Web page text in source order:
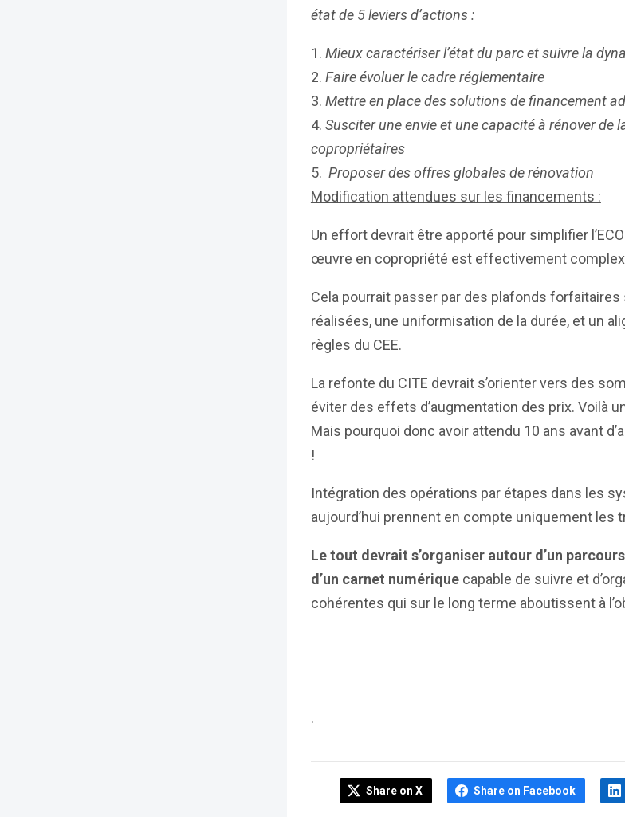
état de 5 leviers d’actions :
Mieux caractériser l’état du parc et suivre la
Faire évoluer le cadre réglementaire
Mettre en place des solutions de financement
Susciter une envie et une capacité à rénover de
copropriétaires
Proposer des offres globales de rénovation
Modification attendues sur les financements :
Un effort devrait être apporté pour simplifier
œuvre en copropriété est effectivement
Cela pourrait passer par des plafonds
réalisées, une uniformisation de la durée, et un
règles du CEE.
La refonte du CITE devrait s’orienter vers des
éviter des effets d’augmentation des prix. Voilà
Mais pourquoi donc avoir attendu 10 ans avant
!
Intégration des opérations par étapes dans les
aujourd’hui prennent en compte uniquement les
Le tout devrait s’organiser autour d’un
d’un carnet numériquecapable de suivre et
cohérentes qui sur le long terme aboutissent à
.
Share on X Share on Facebook